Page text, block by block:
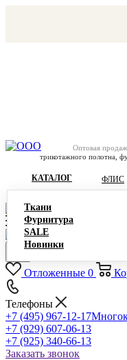
Оптовая
трикотажного полотна,
КАТАЛОГ
Ткани
Фурнитура
SALE
Новинки
ФЛИС
Отложенные 0
Телефоны
+7 (495) 967-12-17
+7 (929) 607-06-13
+7 (925) 340-66-13
Заказать звонок